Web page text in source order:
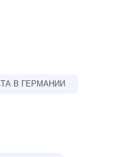
В ГЕРМАНИИ